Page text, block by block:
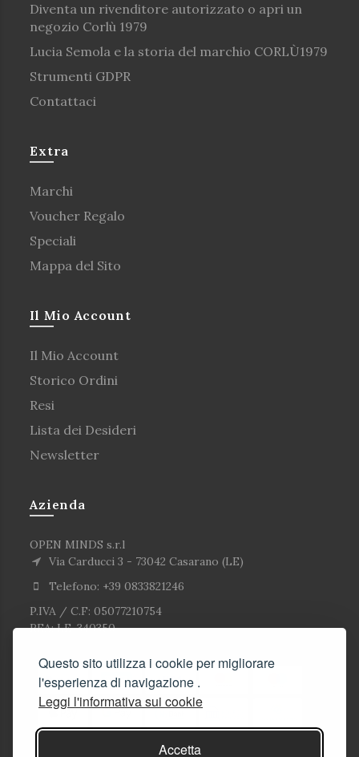
Questo sito utilizza i cookie per migliorare
l'esperienza di navigazione .
Leggi l'informativa sui cookie
Accetta
Diventa un rivenditore autorizzato o apri un
negozio Corlù 1979
Lucia Semola e la storia del marchio CORLÙ1979
Strumenti GDPR
Contattaci
Extra
Marchi
Voucher Regalo
Speciali
Mappa del Sito
Il Mio Account
Il Mio Account
Storico Ordini
Resi
Lista dei Desideri
Newsletter
Azienda
OPEN MINDS s.r.l
Via Carducci 3 - 73042 Casarano (LE)
Telefono: +39 0833821246
P.IVA / C.F: 05077210754
REA: LE-340350